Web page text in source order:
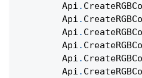
Api .
Api .
Api .
Api .
Api .
Api .